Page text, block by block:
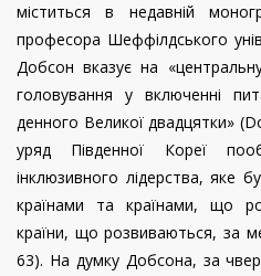
міститься в недавній
професора Шеффілдського
Добсон вказує на
головування у включенні
денного Великої двадцятки» (
уряд Південної Кореї
інклюзивного лідерства, яке
країнами та країнами, що
країни, що розвиваються, за
63). На думку Добсона, за